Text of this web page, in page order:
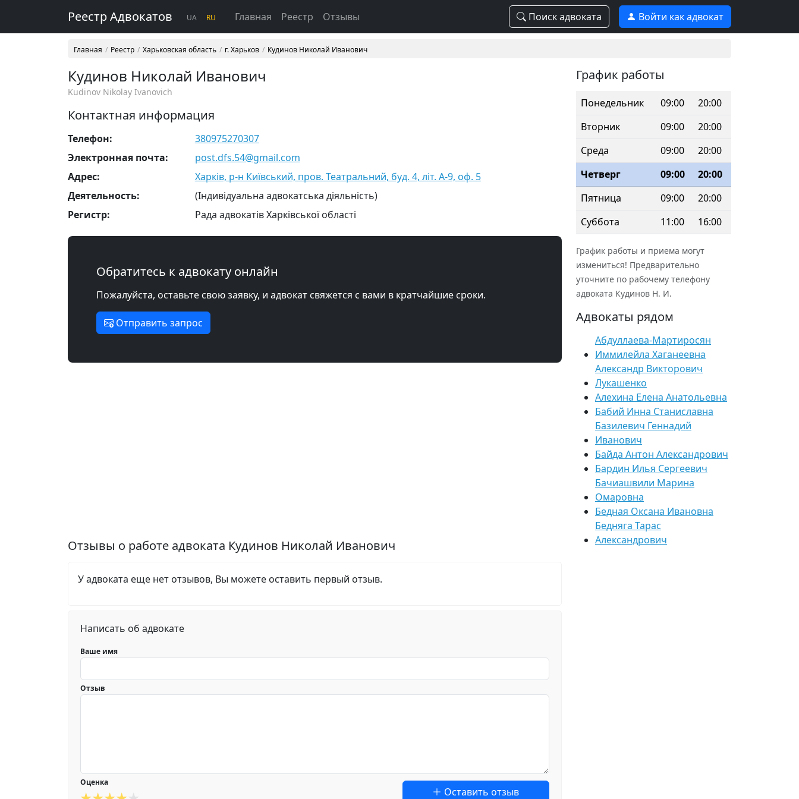
Реестр Адвокатов UA RU Главная Реестр Отзывы Поиск адвоката Войти как адвокат
Главная Реестр Харьковская область г. Харьков Кудинов Николай Иванович
Кудинов Николай Иванович
Kudinov Nikolay Ivanovich
Контактная информация
Телефон:
380975270307
Электронная почта:
post.dfs.54@gmail.com
Адрес:
Харків, р-н Київський, пров. Театральний, буд. 4, літ. А-9, оф. 5
Деятельность:
(Індивідуальна адвокатська діяльність)
Регистр:
Рада адвокатів Харківської області
Обратитесь к адвокату онлайн
Пожалуйста, оставьте свою заявку, и адвокат свяжется с вами в кратчайшие сроки.
Отправить запрос
Отзывы о работе адвоката Кудинов Николай Иванович
У адвоката еще нет отзывов, Вы можете оставить первый отзыв.
Написать об адвокате
Ваше имя
Отзыв
Оценка
Оставить отзыв
График работы
Понедельник 09:00
20:00
Вторник
09:00
20:00
Среда
09:00
20:00
Четверг
09:00
20:00
Пятница
09:00
20:00
Суббота
11:00 16:00
График работы и приема могут
измениться! Предварительно
уточните по рабочему телефону
адвоката Кудинов Н. И.
Адвокаты рядом
Абдуллаева-Мартиросян
Иммилейла Хаганеевна
Александр Викторович
Лукашенко
Алехина Елена Анатольевна
Бабий Инна Станиславна
Базилевич Геннадий
Иванович
Байда Антон Александрович
Бардин Илья Сергеевич
Бачиашвили Марина
Омаровна
Бедная Оксана Ивановна
Бедняга Тарас
Александрович